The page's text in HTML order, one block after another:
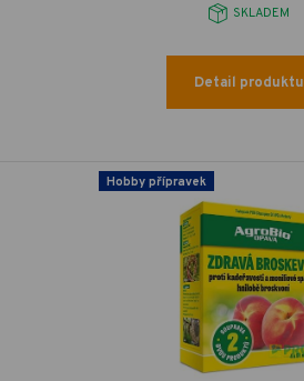
SKLADEM
Detail produktu
Hobby přípravek